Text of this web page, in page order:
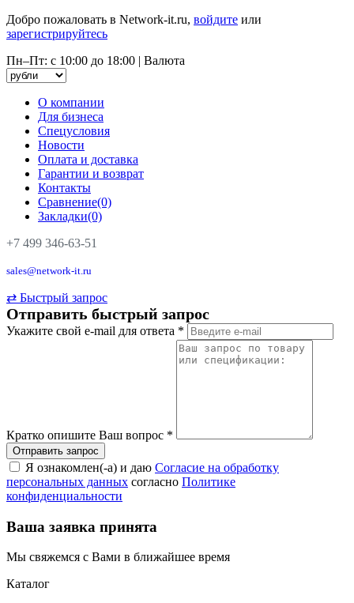
Добро пожаловать в Network-it.ru, войдите или
зарегистрируйтесь
Пн–Пт: с 10:00 до 18:00 | Валюта
О компании
Для бизнеса
Спецусловия
Новости
Оплата и доставка
Гарантии и возврат
Контакты
Сравнение(0)
Закладки(0)
+7 499 346-63-51
sales@network-it.ru
⇄ Быстрый запрос
Отправить быстрый запрос
Укажите свой e-mail для ответа *
Кратко опишите Ваш вопрос *
Я ознакомлен(-а) и даю Согласие на обработку
персональных данных согласно Политике
конфиденциальности
Ваша заявка принята
Мы свяжемся с Вами в ближайшее время
Каталог